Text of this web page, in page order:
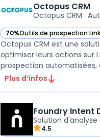
Octopus CRM
Octopus CRM :
70%Outils de prospection
— voir Octopus CRM dans
Octopus CRM est une
optimiser leurs actions sur
prospection automatisées,
Plus d’infos
Foundry Intent
Solution
4.5